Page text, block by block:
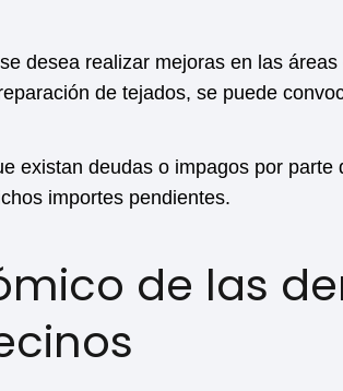
desea realizar mejoras en las
de tejados, se puede
existan deudas o impagos por
importes pendientes.
de las